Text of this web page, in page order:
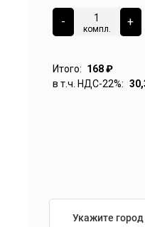
-
компл.
+
Итого: 168₽
в т.ч. НДС-22%:
Укажите